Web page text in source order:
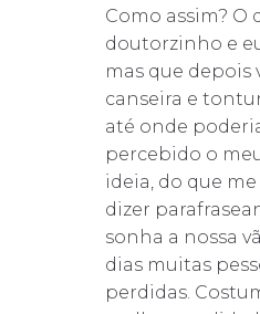
Como assim? O
doutorzinho e
mas que
canseira e
até onde
percebido o
ideia, do que
dizer
sonha a nossa
dias muitas
perdidas.